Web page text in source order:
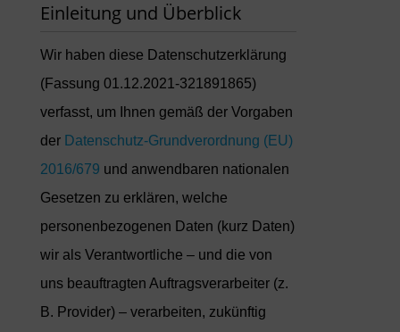
Einleitung und Überblick
Wir haben diese Datenschutzerklärung
(Fassung 01.12.2021-321891865)
verfasst, um Ihnen gemäß der Vorgaben
der Datenschutz-Grundverordnung (EU)
2016/679 und anwendbaren nationalen
Gesetzen zu erklären, welche
personenbezogenen Daten (kurz Daten)
wir als Verantwortliche – und die von
uns beauftragten Auftragsverarbeiter (z.
B. Provider) – verarbeiten, zukünftig